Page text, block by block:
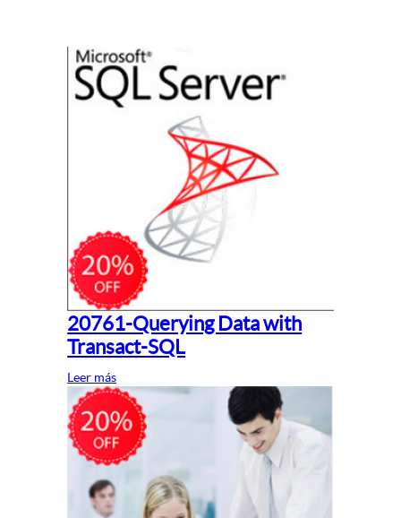
20761-Querying Data with
Transact-SQL
Leer más